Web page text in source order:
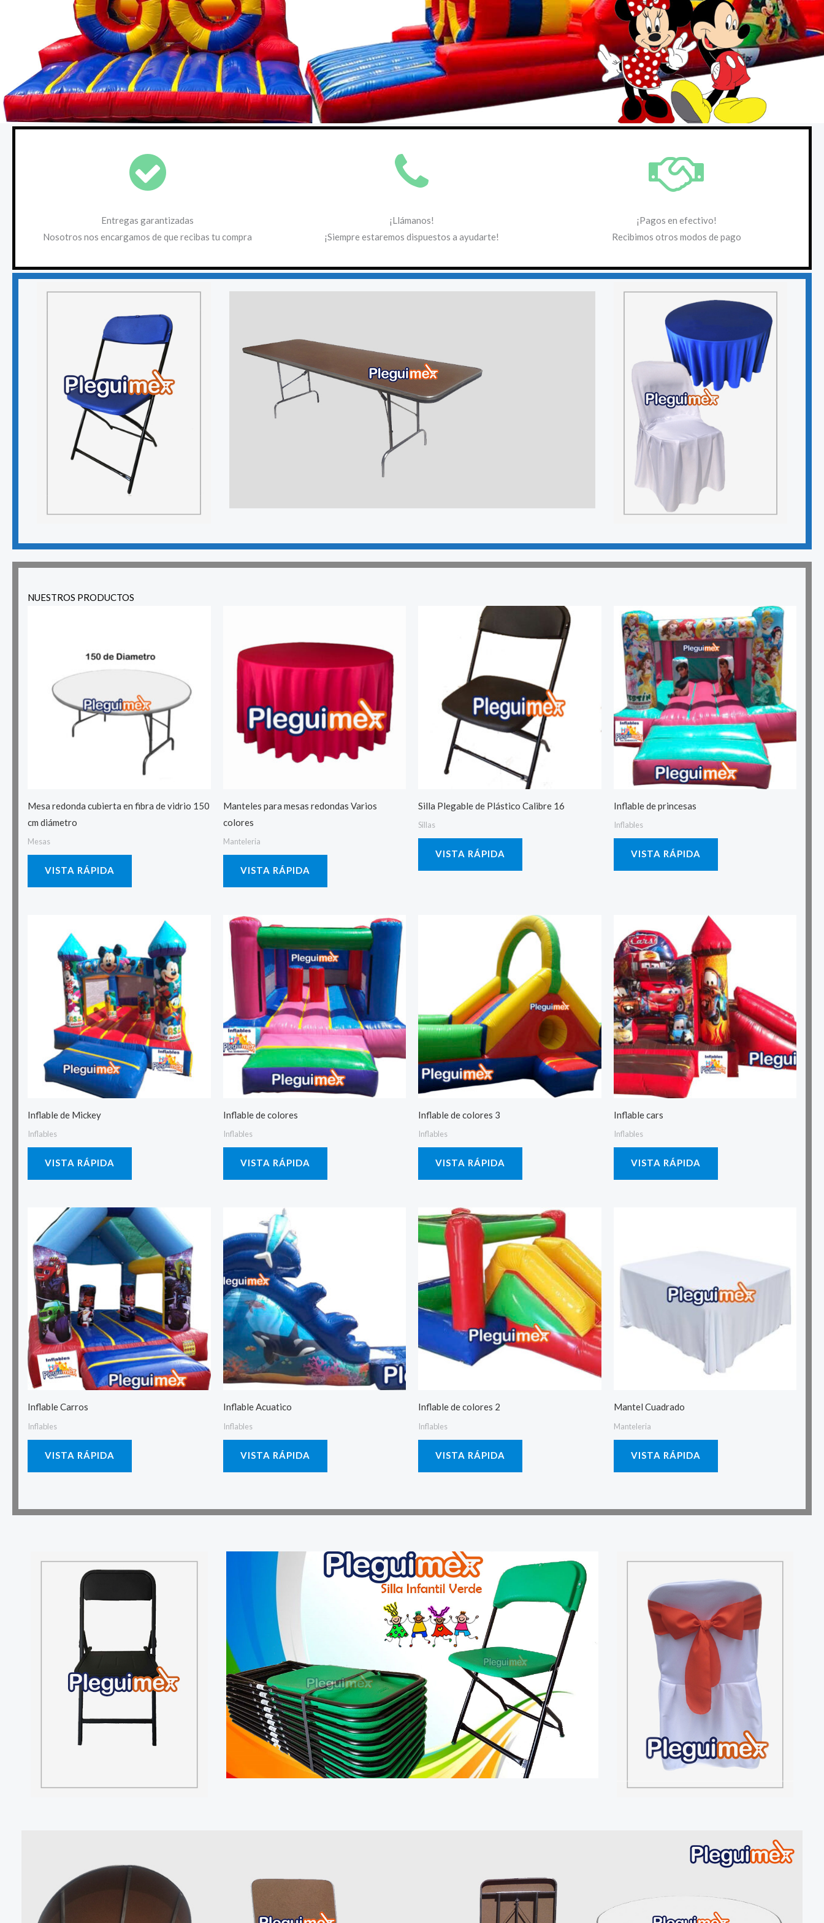
Entregas garantizadas
Nosotros nos encargamos de que recibas tu compra
¡Llámanos!
¡Siempre estaremos dispuestos a ayudarte!
¡Pagos en efectivo!
Recibimos otros modos de pago
NUESTROS PRODUCTOS
Mesa redonda cubierta en fibra de vidrio 150
cm diámetro
Mesas
VISTA RÁPIDA
Manteles para mesas redondas Varios
colores
Manteleria
VISTA RÁPIDA
Silla Plegable de Plástico Calibre 16
Sillas
VISTA RÁPIDA
Inflable de princesas
Inflables
VISTA RÁPIDA
Inflable de Mickey
Inflables
VISTA RÁPIDA
Inflable de colores
Inflables
VISTA RÁPIDA
Inflable de colores 3
Inflables
VISTA RÁPIDA
Inflable cars
Inflables
VISTA RÁPIDA
Inflable Carros
Inflables
VISTA RÁPIDA
Inflable Acuatico
Inflables
VISTA RÁPIDA
Inflable de colores 2
Inflables
VISTA RÁPIDA
Mantel Cuadrado
Manteleria
VISTA RÁPIDA